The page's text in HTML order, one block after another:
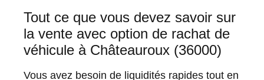
Tout ce que vous devez savoir sur
la vente avec option de rachat de
véhicule à Châteauroux (36000)
Vous avez besoin de liquidités rapides tout en